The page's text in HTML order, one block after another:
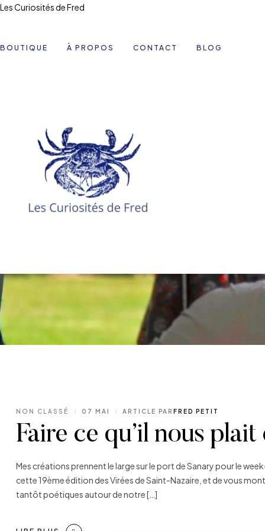
Les Curiosités de Fred
BOUTIQUE À PROPOS CONTACT BLOG
CATÉGORIES
NON CLASSÉ 07 MAI ARTICLE PAR FRED PETIT
Faire ce qu’il nous plait
Mes créations prennent le large sur le port de Sanary pour le
cette 19ème édition des Virées de Saint-Nazaire, et de vous
tantôt poétiques autour de notre […]